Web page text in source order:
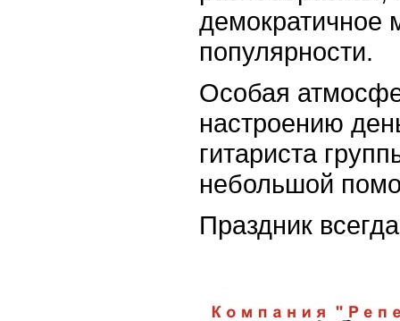
демократичное
популярности.
Особая
настроению
гитариста
небольшой
Праздник